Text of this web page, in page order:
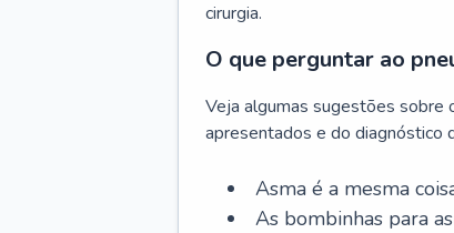
cirurgia.
O que perguntar ao
Veja algumas sugestões sobre
apresentados e do diagnóstico
Asma é a mesma
As bombinhas para